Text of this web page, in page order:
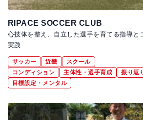
RIPACE SOCCER CLUB
心技体を整え、自立した選手を育てる指導と
実践
サッカー 近畿
スクール
コンディション
主体性・選手育成
振り返
目標設定・メンタル